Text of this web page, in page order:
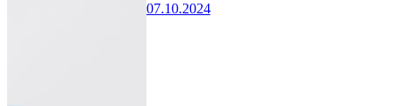
07.10.2024